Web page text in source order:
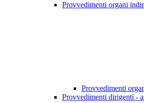
Provvedimenti organi
Provvedimenti
Provvedimenti dirigenti -